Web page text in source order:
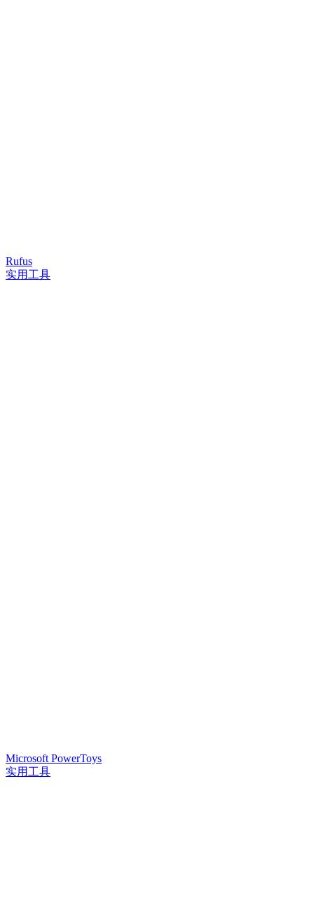
Rufus
实用工具
Microsoft PowerToys
实用工具